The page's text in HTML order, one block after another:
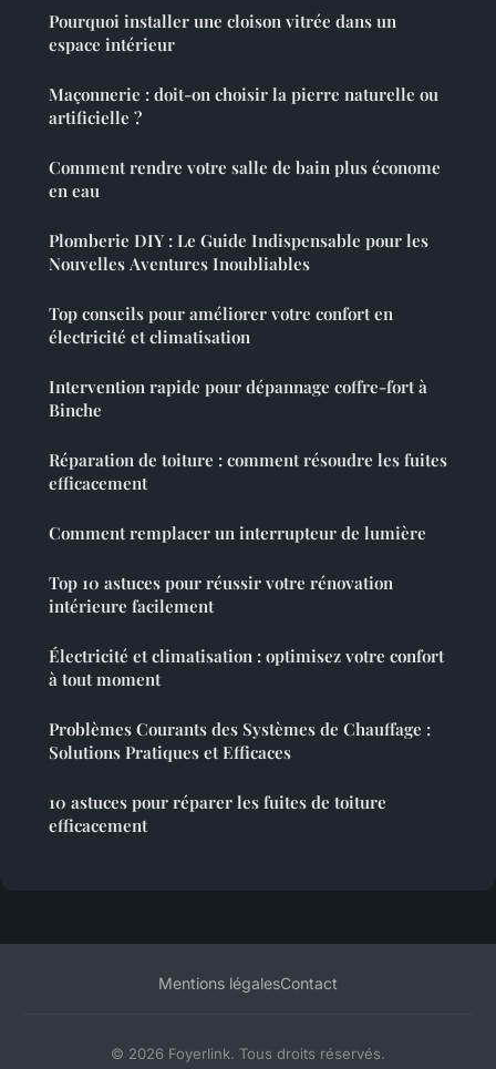
Pourquoi installer une cloison vitrée dans un
espace intérieur
Maçonnerie : doit-on choisir la pierre naturelle ou
artificielle ?
Comment rendre votre salle de bain plus économe
en eau
Plomberie DIY : Le Guide Indispensable pour les
Nouvelles Aventures Inoubliables
Top conseils pour améliorer votre confort en
électricité et climatisation
Intervention rapide pour dépannage coffre-fort à
Binche
Réparation de toiture : comment résoudre les fuites
efficacement
Comment remplacer un interrupteur de lumière
Top 10 astuces pour réussir votre rénovation
intérieure facilement
Électricité et climatisation : optimisez votre confort
à tout moment
Problèmes Courants des Systèmes de Chauffage :
Solutions Pratiques et Efficaces
10 astuces pour réparer les fuites de toiture
efficacement
Mentions légalesContact
© 2026 Foyerlink. Tous droits réservés.